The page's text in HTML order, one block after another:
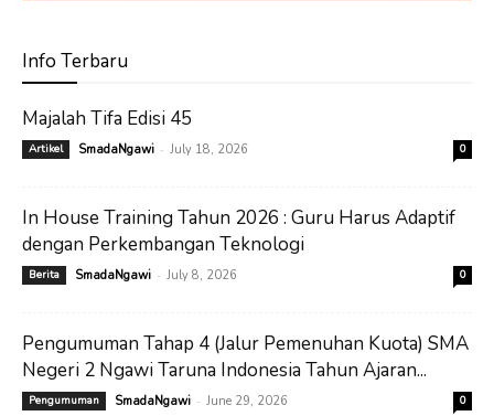
Info Terbaru
Majalah Tifa Edisi 45
Artikel SmadaNgawi - July 18, 2026 0
In House Training Tahun 2026 : Guru Harus Adaptif
dengan Perkembangan Teknologi
Berita SmadaNgawi - July 8, 2026 0
Pengumuman Tahap 4 (Jalur Pemenuhan Kuota) SMA
Negeri 2 Ngawi Taruna Indonesia Tahun Ajaran...
Pengumuman SmadaNgawi - June 29, 2026 0